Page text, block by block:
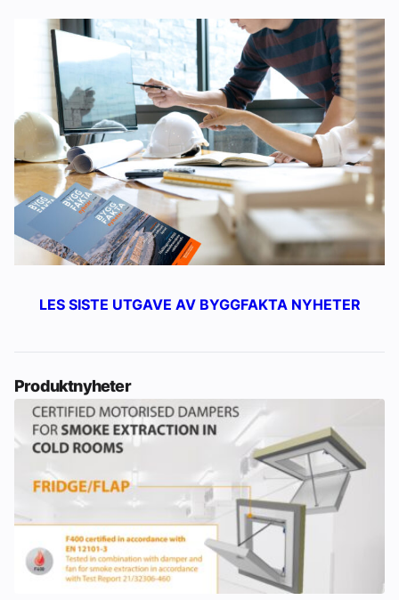
LES SISTE UTGAVE AV BYGGFAKTA NYHETER
Produktnyheter